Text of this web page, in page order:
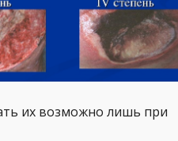
их возможно лишь при